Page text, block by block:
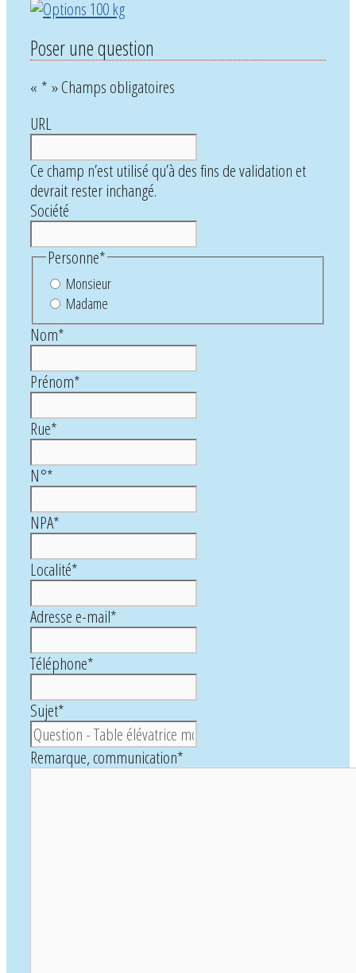
Poser une question
« * » Champs obligatoires
URL
Ce champ n’est utilisé qu’à des fins de validation et
devrait rester inchangé.
Société
Personne*
Monsieur
Madame
Nom*
Prénom*
Rue*
N°*
NPA*
Localité*
Adresse e-mail*
Téléphone*
Sujet*
Remarque, communication*